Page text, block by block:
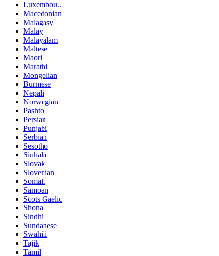
Luxembou..
Macedonian
Malagasy
Malay
Malayalam
Maltese
Maori
Marathi
Mongolian
Burmese
Nepali
Norwegian
Pashto
Persian
Punjabi
Serbian
Sesotho
Sinhala
Slovak
Slovenian
Somali
Samoan
Scots Gaelic
Shona
Sindhi
Sundanese
Swahili
Tajik
Tamil